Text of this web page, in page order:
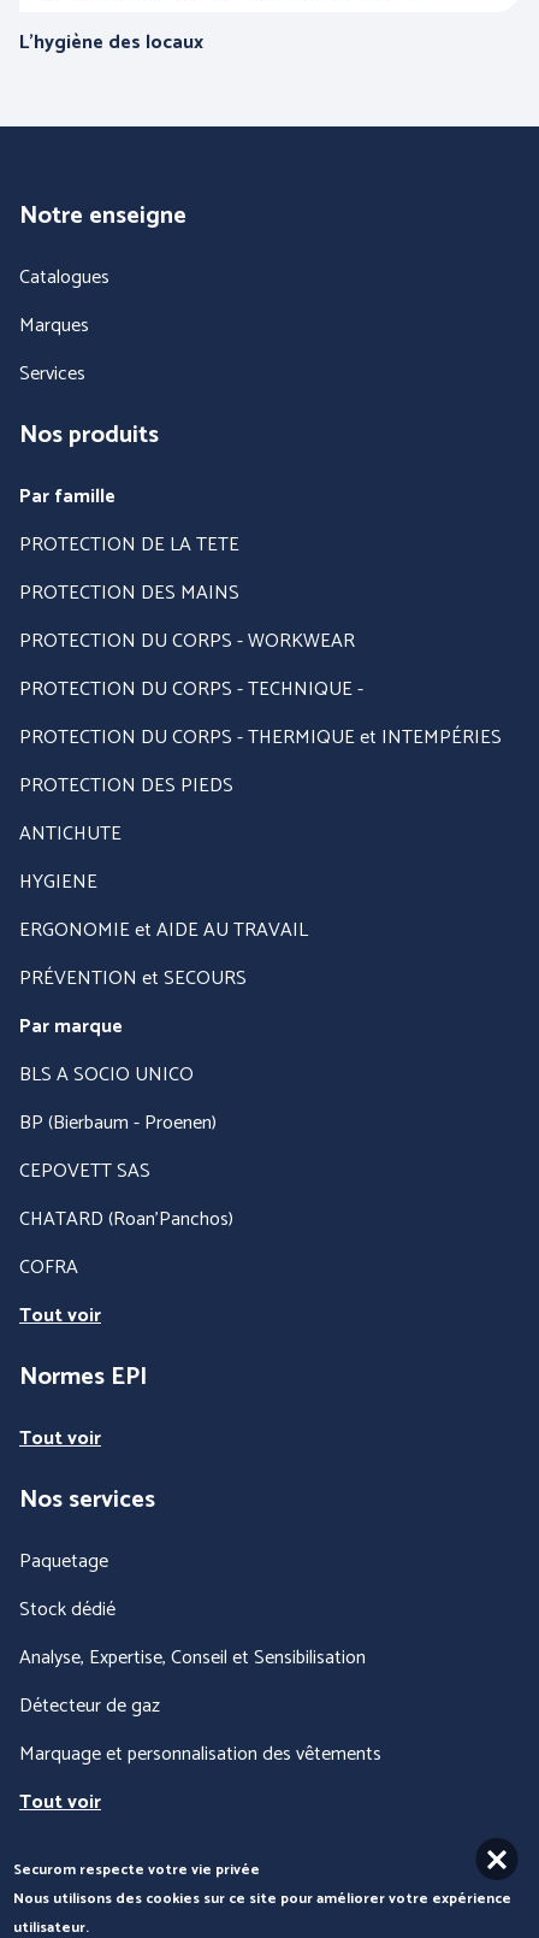
L'hygiène des locaux
Notre enseigne
Catalogues
Marques
Services
Nos produits
Par famille
PROTECTION DE LA TETE
PROTECTION DES MAINS
PROTECTION DU CORPS - WORKWEAR
PROTECTION DU CORPS - TECHNIQUE -
PROTECTION DU CORPS - THERMIQUE et INTEMPÉRIES
PROTECTION DES PIEDS
ANTICHUTE
HYGIENE
ERGONOMIE et AIDE AU TRAVAIL
PRÉVENTION et SECOURS
Par marque
BLS A SOCIO UNICO
BP (Bierbaum - Proenen)
CEPOVETT SAS
CHATARD (Roan'Panchos)
COFRA
Tout voir
Normes EPI
Tout voir
Nos services
Paquetage
Stock dédié
Analyse, Expertise, Conseil et Sensibilisation
Détecteur de gaz
Marquage et personnalisation des vêtements
Tout voir
Nous contacter
Securom respecte votre vie privée
Nous utilisons des cookies sur ce site pour améliorer votre expérience
utilisateur.